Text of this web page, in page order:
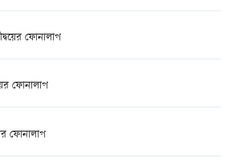
ফোনালাপ
ফোনালাপ
ফোনালাপ